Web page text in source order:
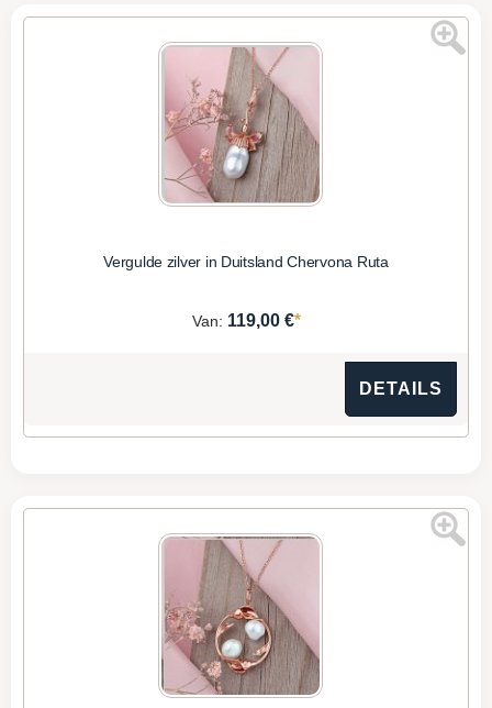
Vergulde zilver in Duitsland Chervona Ruta
Van: 119,00 €*
DETAILS